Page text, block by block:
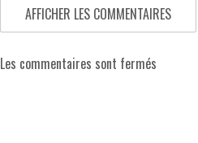
AFFICHER LES COMMENTAIRES
Les commentaires sont fermés